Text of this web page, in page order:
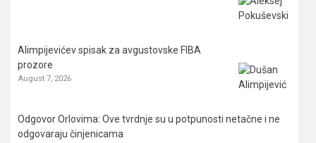
Alimpijevićev spisak za avgustovske FIBA
prozore
August 7, 2026
Odgovor Orlovima: ​Ove tvrdnje su u potpunosti netačne i ne
odgovaraju činjenicama